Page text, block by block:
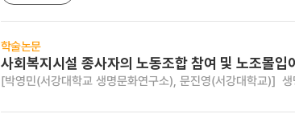
학술논문
사회복지시설 종사자의 노동조합 참여 및 노조몰입
[박영민(서강대학교 생명문화연구소), 문진영(서강대학교)]